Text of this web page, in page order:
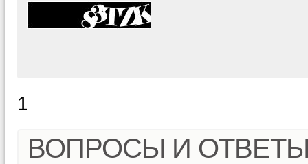
1
ВОПРОСЫ И